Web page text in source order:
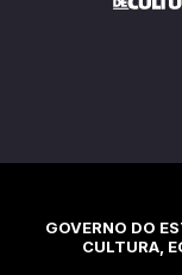
GOVERNO DO
CULTURA,